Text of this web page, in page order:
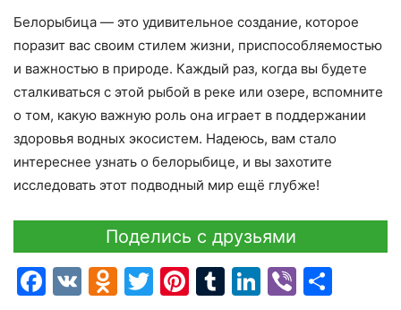
Белорыбица — это удивительное создание, которое
поразит вас своим стилем жизни, приспособляемостью
и важностью в природе. Каждый раз, когда вы будете
сталкиваться с этой рыбой в реке или озере, вспомните
о том, какую важную роль она играет в поддержании
здоровья водных экосистем. Надеюсь, вам стало
интереснее узнать о белорыбице, и вы захотите
исследовать этот подводный мир ещё глубже!
Поделись с друзьями
Facebook
VK Odnoklassniki
Twitter
Pinterest
Tumblr
LinkedIn
Viber